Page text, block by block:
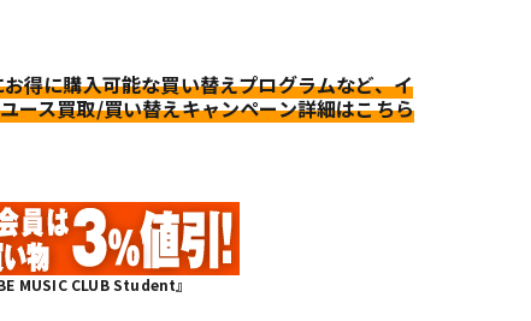
得に購入可能な買い替えプログラムなど、イ
ース買取/買い替えキャンペーン詳細はこちら
MUSIC CLUB Student』